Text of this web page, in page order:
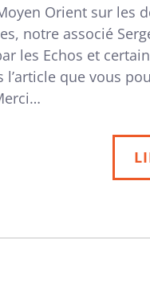
Orient sur les
notre associé
les Echos et
l’article que vous